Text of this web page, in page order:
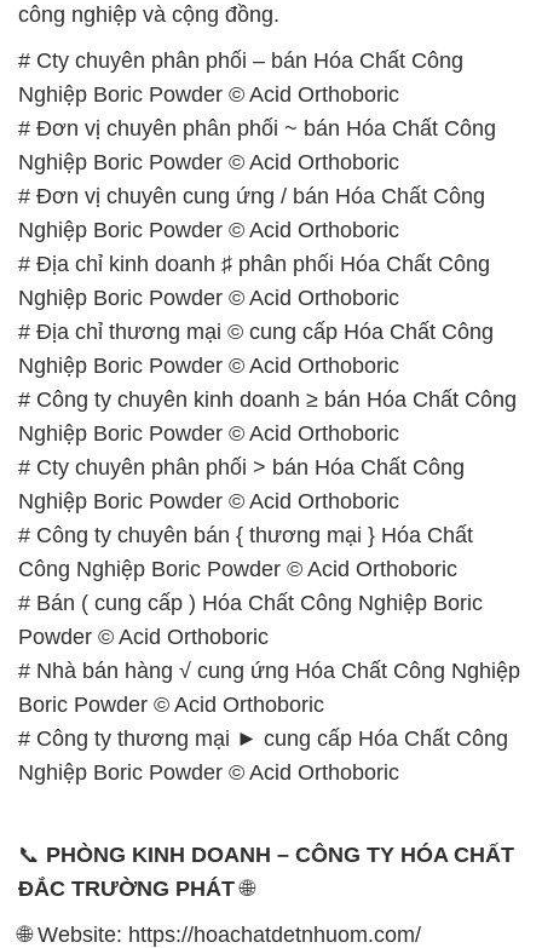
công nghiệp và cộng đồng.
# Cty chuyên phân phối – bán Hóa Chất Công
Nghiệp Boric Powder © Acid Orthoboric
# Đơn vị chuyên phân phối ~ bán Hóa Chất Công
Nghiệp Boric Powder © Acid Orthoboric
# Đơn vị chuyên cung ứng / bán Hóa Chất Công
Nghiệp Boric Powder © Acid Orthoboric
# Địa chỉ kinh doanh ♯ phân phối Hóa Chất Công
Nghiệp Boric Powder © Acid Orthoboric
# Địa chỉ thương mại © cung cấp Hóa Chất Công
Nghiệp Boric Powder © Acid Orthoboric
# Công ty chuyên kinh doanh ≥ bán Hóa Chất Công
Nghiệp Boric Powder © Acid Orthoboric
# Cty chuyên phân phối > bán Hóa Chất Công
Nghiệp Boric Powder © Acid Orthoboric
# Công ty chuyên bán { thương mại } Hóa Chất
Công Nghiệp Boric Powder © Acid Orthoboric
# Bán ( cung cấp ) Hóa Chất Công Nghiệp Boric
Powder © Acid Orthoboric
# Nhà bán hàng √ cung ứng Hóa Chất Công Nghiệp
Boric Powder © Acid Orthoboric
# Công ty thương mại ► cung cấp Hóa Chất Công
Nghiệp Boric Powder © Acid Orthoboric
📞 PHÒNG KINH DOANH – CÔNG TY HÓA CHẤT
ĐẮC TRƯỜNG PHÁT🌐
🌐 Website: https://hoachatdetnhuom.com/